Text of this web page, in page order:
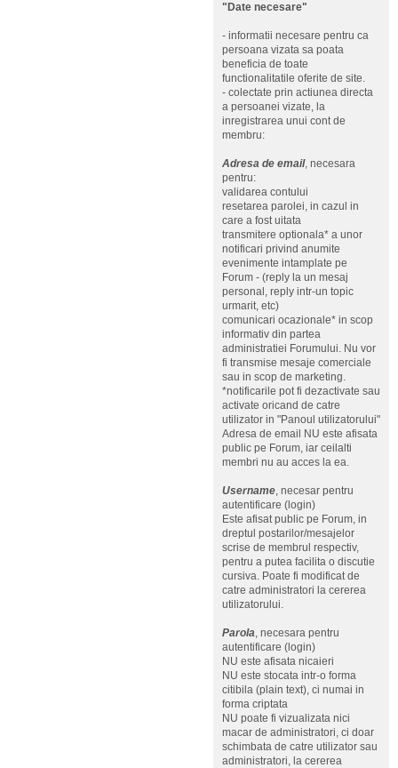
"Date necesare"
- informatii necesare pentru ca
persoana vizata sa poata
beneficia de toate
functionalitatile oferite de site.
- colectate prin actiunea directa
a persoanei vizate, la
inregistrarea unui cont de
membru:
Adresa de email, necesara
pentru:
validarea contului
resetarea parolei, in cazul in
care a fost uitata
transmitere optionala* a unor
notificari privind anumite
evenimente intamplate pe
Forum - (reply la un mesaj
personal, reply intr-un topic
urmarit, etc)
comunicari ocazionale* in scop
informativ din partea
administratiei Forumului. Nu vor
fi transmise mesaje comerciale
sau in scop de marketing.
*notificarile pot fi dezactivate sau
activate oricand de catre
utilizator in "Panoul utilizatorului"
Adresa de email NU este afisata
public pe Forum, iar ceilalti
membri nu au acces la ea.
Username, necesar pentru
autentificare (login)
Este afisat public pe Forum, in
dreptul postarilor/mesajelor
scrise de membrul respectiv,
pentru a putea facilita o discutie
cursiva. Poate fi modificat de
catre administratori la cererea
utilizatorului.
Parola, necesara pentru
autentificare (login)
NU este afisata nicaieri
NU este stocata intr-o forma
citibila (plain text), ci numai in
forma criptata
NU poate fi vizualizata nici
macar de administratori, ci doar
schimbata de catre utilizator sau
administratori, la cererea